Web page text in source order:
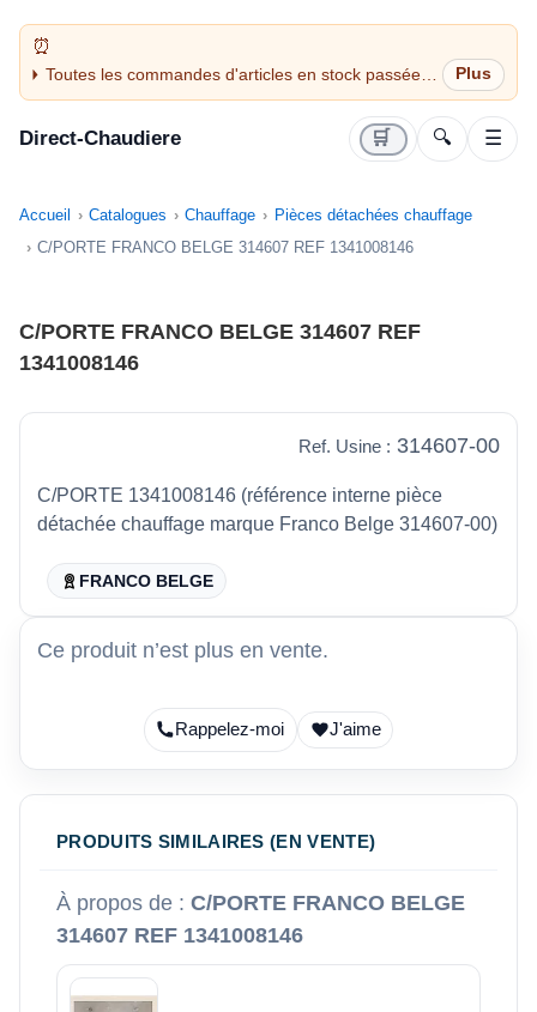
Toutes les commandes d'articles en stock passées
avant 14H sont expédiées le jour même (jours
Direct-Chaudiere 🛒 🔍 ☰
Accueil Catalogues Chauffage
Pièces détachées chauffage
C/PORTE FRANCO BELGE 314607 REF 1341008146
C/PORTE FRANCO BELGE 314607 REF
1341008146
Ref. Usine : 314607-00
C/PORTE 1341008146 (référence interne pièce
détachée chauffage marque Franco Belge 314607-00)
FRANCO BELGE
Ce produit n’est plus en vente.
Rappelez-moi J'aime
PRODUITS SIMILAIRES (EN VENTE)
À propos de : C/PORTE FRANCO BELGE
314607 REF 1341008146